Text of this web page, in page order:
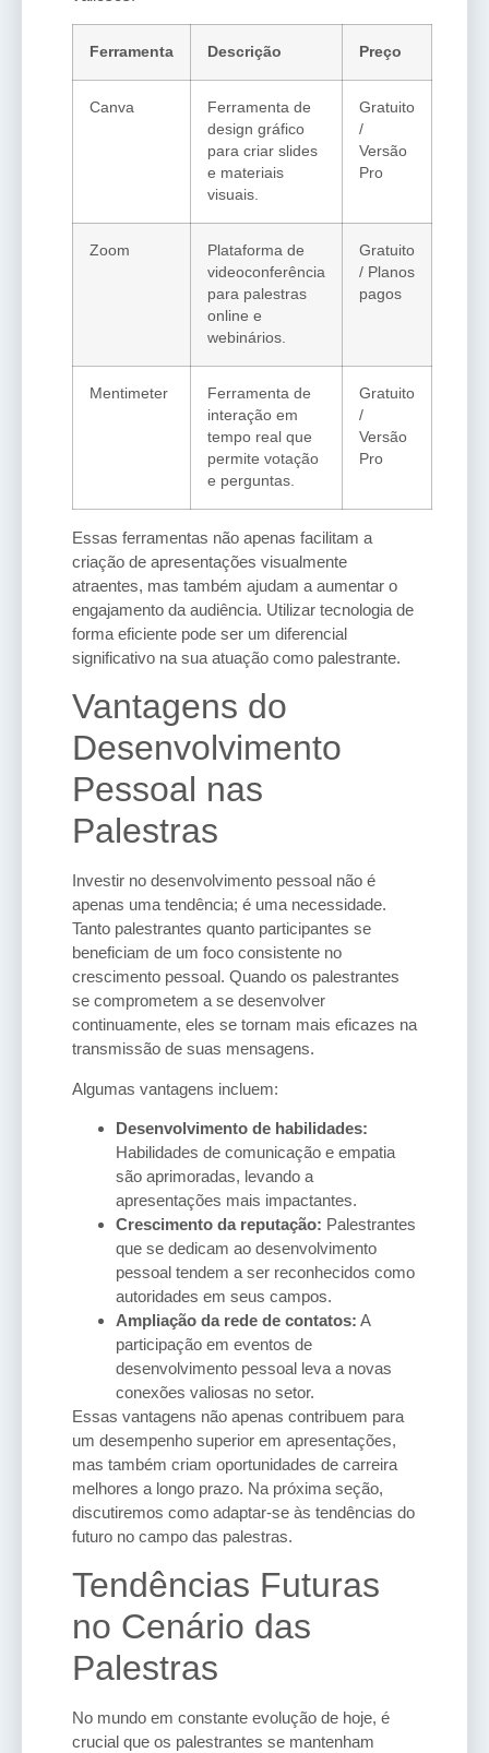
Ferramenta Descrição Preço
Canva
Ferramenta de
design gráfico
para criar slides
e materiais
visuais.
Gratuito
/
Versão
Pro
Zoom
Plataforma de
videoconferência
para palestras
online e
webinários.
Gratuito
/ Planos
pagos
Mentimeter
Ferramenta de
interação em
tempo real que
permite votação
e perguntas.
Gratuito
/
Versão
Pro
Essas ferramentas não apenas facilitam a
criação de apresentações visualmente
atraentes, mas também ajudam a aumentar o
engajamento da audiência. Utilizar tecnologia de
forma eficiente pode ser um diferencial
significativo na sua atuação como palestrante.
Vantagens do
Desenvolvimento
Pessoal nas
Palestras
Investir no desenvolvimento pessoal não é
apenas uma tendência; é uma necessidade.
Tanto palestrantes quanto participantes se
beneficiam de um foco consistente no
crescimento pessoal. Quando os palestrantes
se comprometem a se desenvolver
continuamente, eles se tornam mais eficazes na
transmissão de suas mensagens.
Algumas vantagens incluem:
Desenvolvimento de habilidades:
Habilidades de comunicação e empatia
são aprimoradas, levando a
apresentações mais impactantes.
Crescimento da reputação: Palestrantes
que se dedicam ao desenvolvimento
pessoal tendem a ser reconhecidos como
autoridades em seus campos.
Ampliação da rede de contatos: A
participação em eventos de
desenvolvimento pessoal leva a novas
conexões valiosas no setor.
Essas vantagens não apenas contribuem para
um desempenho superior em apresentações,
mas também criam oportunidades de carreira
melhores a longo prazo. Na próxima seção,
discutiremos como adaptar-se às tendências do
futuro no campo das palestras.
Tendências Futuras
no Cenário das
Palestras
No mundo em constante evolução de hoje, é
crucial que os palestrantes se mantenham